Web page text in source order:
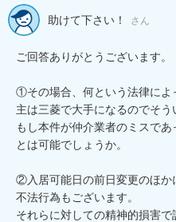
助けて下さい！ さん
ご回答ありがとうございます。
①その場合、何という法律によ
主は三菱で大手になるのでそう
もし本件が仲介業者のミスで
とは可能でしょうか。
②入居可能日の前日変更のほか
不法行為もございます。
それらに対しての精神的損害で